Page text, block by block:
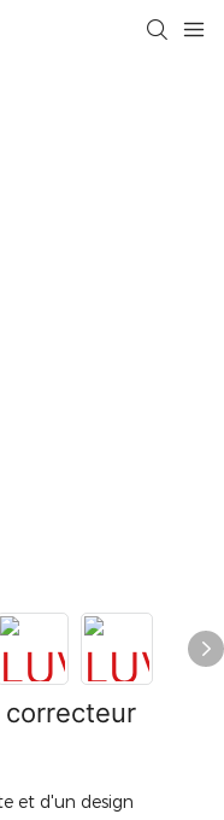
correcteur
et d'un design